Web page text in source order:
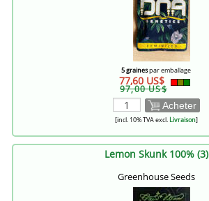
5 grainespar emballage
77,60 US$
97,00 US$
Acheter
[incl. 10% TVA excl.Livraison]
Lemon Skunk 100% (3)
Greenhouse Seeds